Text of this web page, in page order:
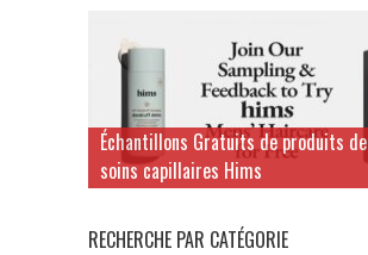
Échantillons Gratuits de produits de
soins capillaires Hims
RECHERCHE PAR CATÉGORIE